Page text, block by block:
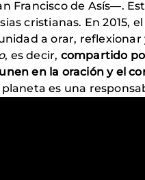
Francisco de Asís—.
cristianas. En 2015,
a orar, reflexionar
, es decir, compartido
en la oración y el
es una